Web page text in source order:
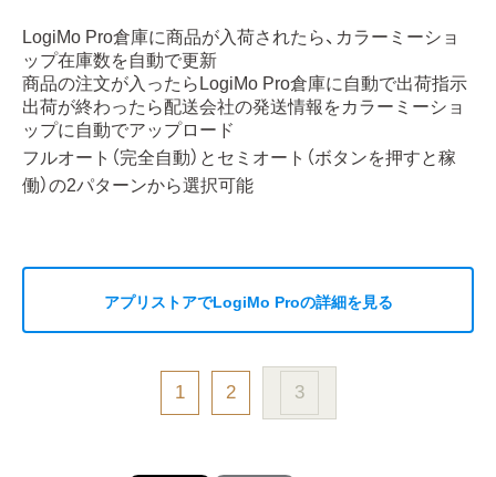
LogiMo Pro倉庫に商品が入荷されたら、カラーミーショ
ップ在庫数を自動で更新
商品の注文が入ったらLogiMo Pro倉庫に自動で出荷指示
出荷が終わったら配送会社の発送情報をカラーミーショ
ップに自動でアップロード
フルオート（完全自動）とセミオート（ボタンを押すと稼
働）の2パターンから選択可能
アプリストアでLogiMo Proの詳細を見る
1 2 3